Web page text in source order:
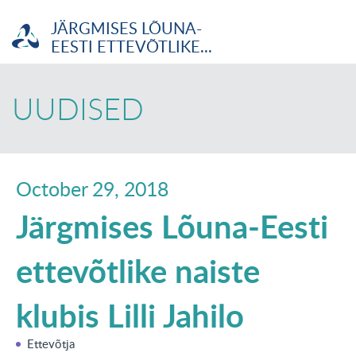
JÄRGMISES LÕUNA-
EESTI ETTEVÕTLIKE...
MTÜ
INVESTOR
TUTVUSTUS
UUDISED
KOOLITUSED
UUDISED
October 29, 2018
Järgmises Lõuna-Eesti
ettevõtlike naiste
klubis Lilli Jahilo
Ettevõtja